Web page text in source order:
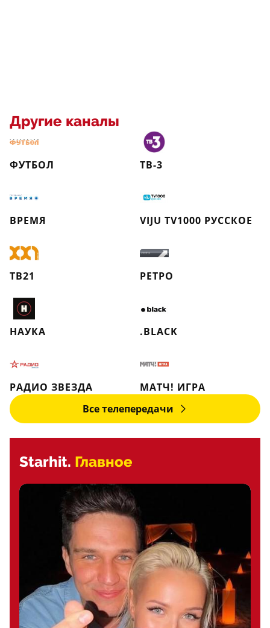
Другие каналы
ФУТБОЛ ТВ-3
ВРЕМЯ VIJU TV1000 РУССКОЕ
ТВ21 РЕТРО
НАУКА .BLACK
РАДИО ЗВЕЗДА
МАТЧ! ИГРА
Все телепередачи
Starhit. Главное